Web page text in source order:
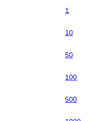
1
10
50
100
500